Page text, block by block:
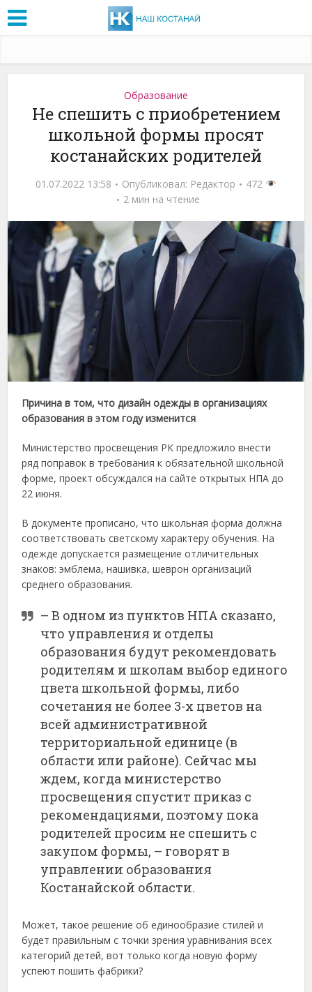
Образование
Не спешить с приобретением
школьной формы просят
костанайских родителей
01.07.2022 13:58 Опубликовал: Редактор
472
2 мин на чтение
Причина в том, что дизайн одежды в организациях
образования в этом году изменится
Министерство просвещения РК предложило внести
ряд поправок в требования к обязательной школьной
форме, проект обсуждался на сайте открытых НПА до
22 июня.
В документе прописано, что школьная форма должна
соответствовать светскому характеру обучения. На
одежде допускается размещение отличительных
знаков: эмблема, нашивка, шеврон организаций
среднего образования.
– В одном из пунктов НПА сказано,
что управления и отделы
образования будут рекомендовать
родителям и школам выбор единого
цвета школьной формы, либо
сочетания не более 3-х цветов на
всей административной
территориальной единице (в
области или районе). Сейчас мы
ждем, когда министерство
просвещения спустит приказ с
рекомендациями, поэтому пока
родителей просим не спешить с
закупом формы, – говорят в
управлении образования
Костанайской области.
Может, такое решение об единообразие стилей и
будет правильным с точки зрения уравнивания всех
категорий детей, вот только когда новую форму
успеют пошить фабрики?